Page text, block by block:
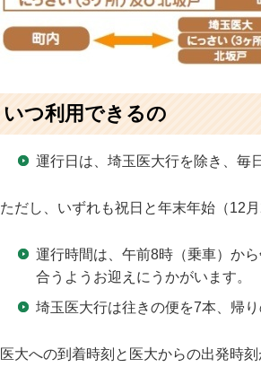
いつ利用できるの
運行日は、埼玉医大行を除き、毎
ただし、いずれも祝日と年末年始（12
運行時間は、午前8時（乗車）か
合うようお迎えにうかがいます。
埼玉医大行は往きの便を7本、帰り
医大への到着時刻と医大からの出発時